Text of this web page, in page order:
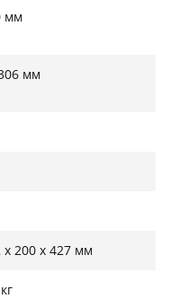
для быстрого
3.0, один USB 2.0
мм
мм
x 200 x 427 мм